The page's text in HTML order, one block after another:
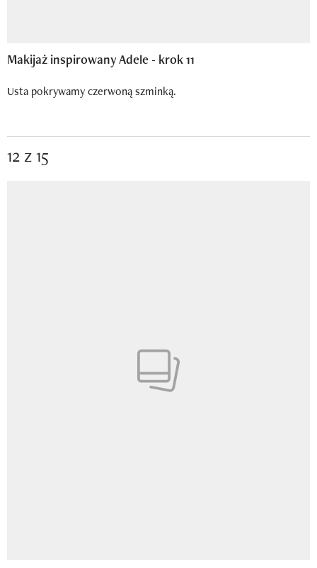
Makijaż inspirowany Adele - krok 11
Usta pokrywamy czerwoną szminką.
12 z 15